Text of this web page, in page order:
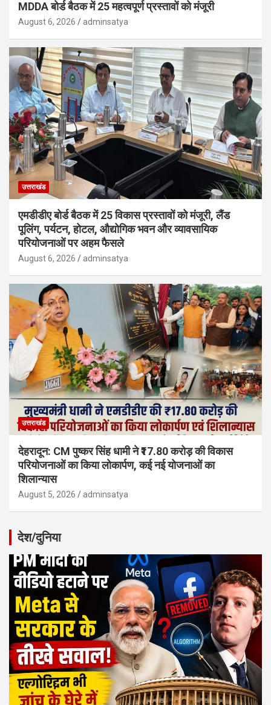
MDDA बोर्ड बैठक में 25 महत्वपूर्ण प्रस्तावों को मंजूरी
August 6, 2026 adminsatya
उत्तराखंड
एमडीडीए बोर्ड बैठक में 25 विकास प्रस्तावों को मंजूरी, लैंड
पूलिंग, पर्यटन, होटल, औद्योगिक भवन और व्यावसायिक
परियोजनाओं पर अहम फैसले
August 6, 2026 adminsatya
उत्तराखंड
देहरादून: CM पुष्कर सिंह धामी ने ₹17.80 करोड़ की विकास
परियोजनाओं का किया लोकार्पण, कई नई योजनाओं का
शिलान्यास
August 5, 2026 adminsatya
देश/दुनिया